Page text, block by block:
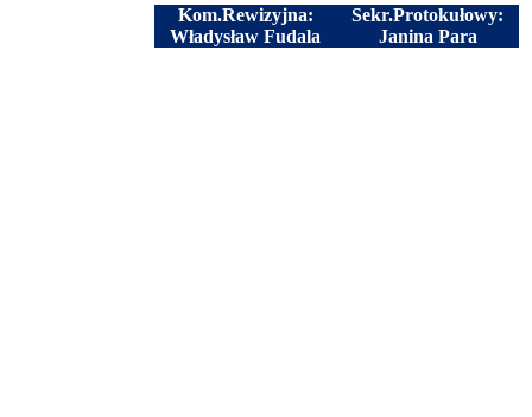
Kom.Rewizyjna:
Władysław Fudala
Sekr.Protokułowy:
Janina Para